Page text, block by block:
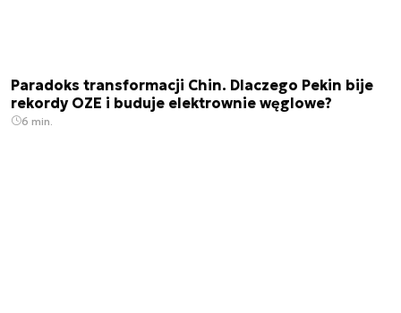
Paradoks transformacji Chin. Dlaczego Pekin bije
rekordy OZE i buduje elektrownie węglowe?
6 min.